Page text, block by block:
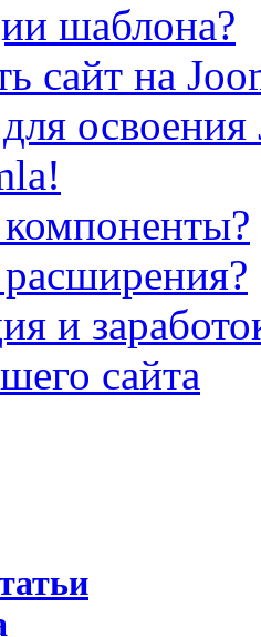
шаблона?
сайт на
освоения
и
сайта